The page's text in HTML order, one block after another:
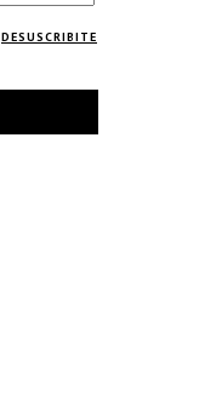
DESUSCRIBITE